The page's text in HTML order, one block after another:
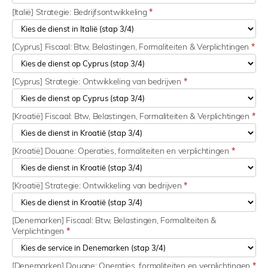
[Italië] Strategie: Bedrijfsontwikkeling*
[Cyprus] Fiscaal: Btw, Belastingen, Formaliteiten & Verplichtingen *
[Cyprus] Strategie: Ontwikkeling van bedrijven *
[Kroatië] Fiscaal: Btw, Belastingen, Formaliteiten & Verplichtingen *
[Kroatië] Douane: Operaties, formaliteiten en verplichtingen *
[Kroatië] Strategie: Ontwikkeling van bedrijven*
[Denemarken] Fiscaal: Btw, Belastingen, Formaliteiten &
Verplichtingen *
[Denemarken] Douane: Operaties, formaliteiten en verplichtingen *